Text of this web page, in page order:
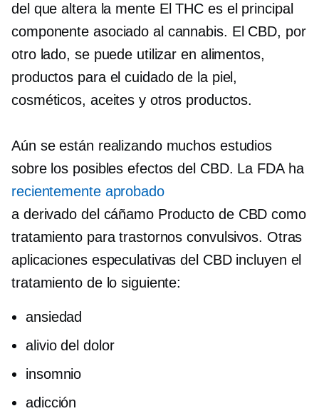
del que altera la menteEl THC es el principal
componente asociado al cannabis. El CBD, por
otro lado, se puede utilizar en alimentos,
productos para el cuidado de la piel,
cosméticos, aceites y otros productos.
Aún se están realizando muchos estudios
sobre los posibles efectos del CBD. La FDA ha
recientemente aprobado
a derivado del cáñamoProducto de CBD como
tratamiento para trastornos convulsivos. Otras
aplicaciones especulativas del CBD incluyen el
tratamiento de lo siguiente:
ansiedad
alivio del dolor
insomnio
adicción